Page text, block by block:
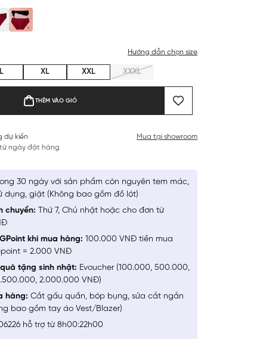
Hướng dẫn chọn size
L XL XXL XXXL
THÊM VÀO GIỎ
dự kiến
từ ngày đặt hàng
Mua tại showroom
30 ngày với sản phẩm còn nguyên tem mác,
dụng, giặt (Không bao gồm đồ lót)
chuyển: Thứ 7, Chủ nhật hoặc cho đơn từ
khi mua hàng: 100.000 VNĐ tiền mua
= 2.000 VNĐ
tặng sinh nhật: Evoucher (100.000, 500.000,
2.000.000 VNĐ)
hàng: Cắt gấu quần, bóp bụng, sửa cắt ngắn
bao gồm tay áo Vest/Blazer)
hỗ trợ từ 8h00:22h00